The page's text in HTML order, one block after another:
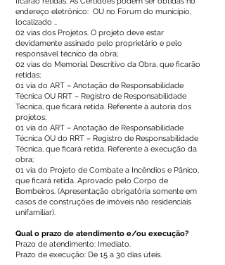
endereço eletrônico: OU no Fórum do município,
localizado ..
02 vias dos Projetos. O projeto deve estar
devidamente assinado pelo proprietário e pelo
responsável técnico da obra;
02 vias do Memorial Descritivo da Obra, que ficarão
retidas;
01 via do ART – Anotação de Responsabilidade
Técnica OU RRT – Registro de Responsabilidade
Técnica, que ficará retida. Referente à autoria dos
projetos;
01 via do ART – Anotação de Responsabilidade
Técnica OU do RRT – Registro de Responsabilidade
Técnica, que ficará retida. Referente à execução da
obra;
01 via do Projeto de Combate a Incêndios e Pânico,
que ficará retida. Aprovado pelo Corpo de
Bombeiros. (Apresentação obrigatória somente em
casos de construções de imóveis não residenciais
unifamiliar).
Qual o prazo de atendimento e/ou execução?
Prazo de atendimento: Imediato.
Prazo de execução: De 15 a 30 dias úteis.